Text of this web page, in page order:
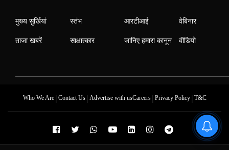
मुख्य सुर्खियां
ताजा खबरें
स्तंभ
साक्षात्कार
आरटीआई
जानिए हमारा कानून
वेबिनार
वीडियो
Who We Are| Contact Us| Advertise with usCareers| Privacy Policy| T&C